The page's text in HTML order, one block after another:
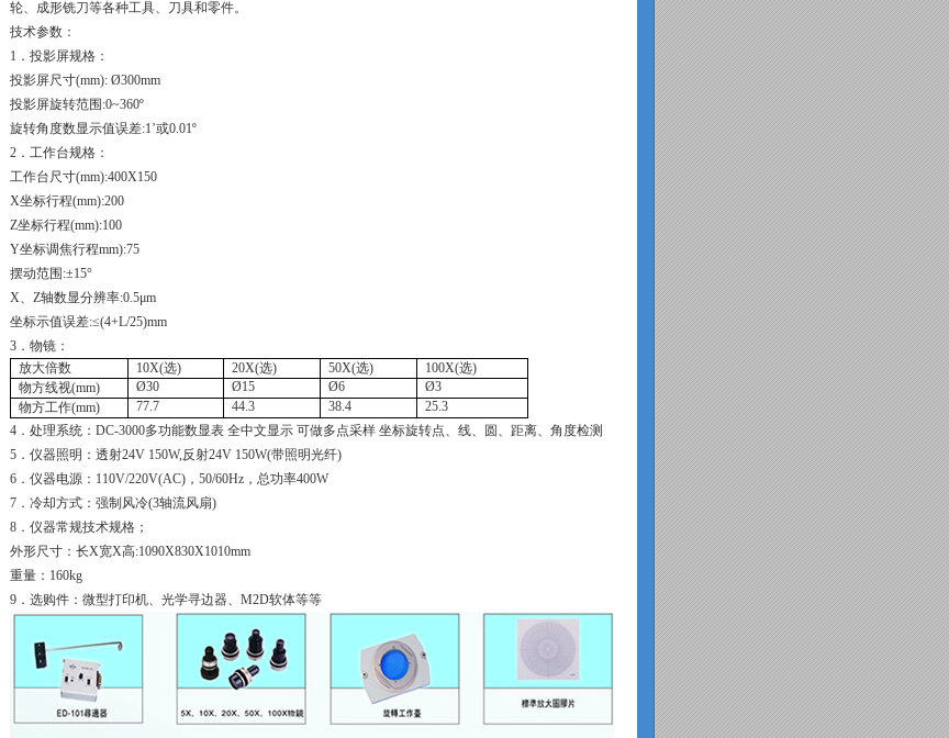
轮、成形铣刀等各种工具、刀具和零件。
技术参数：
1 ．投影屏规格：
投影屏尺寸(mm): Ø300mm
投影屏旋转范围 :0~360º
旋转角度数显示值误差:1’或0.01º
2．工作台规格：
工作台尺寸(mm):400X150
X坐标行程(mm):200
Z坐标行程(mm):100
Y坐标调焦行程mm):75
摆动范围 :±15°
X、 Z轴数显分辨率:0.5μm
坐标示值误差:≤(4+L/25)mm
3．物镜：
放大倍数
10X(选) 20X(选) 50X(选) 100X(选)
物方线视(mm) Ø30 Ø15 Ø6
Ø3
物方工作(mm) 77.7 44.3 38.4
25.3
4．处理系统： DC-3000多功能数显表 全中文显示 可做多点采样 坐标旋转点、线、圆、距离、角度检测
5．仪器照明：透射24V 150W,反射24V 150W(带照明光纤)
6．仪器电源： 110V/220V(AC)， 50/60Hz，总功率400W
7．冷却方式：强制风冷(3轴流风扇)
8．仪器常规技术规格；
外形尺寸：长X宽X高:1090X830X1010mm
重量： 160kg
9．选购件：微型打印机、光学寻边器、 M2D软体等等